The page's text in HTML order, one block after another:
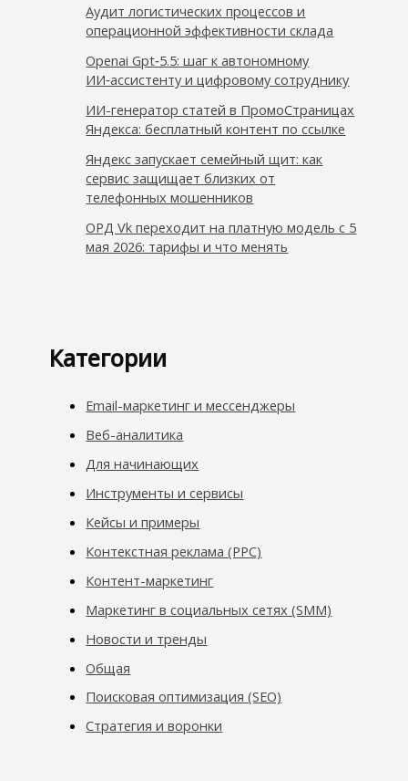
Аудит логистических процессов и
операционной эффективности склада
Openai Gpt‑5.5: шаг к автономному
ИИ‑ассистенту и цифровому сотруднику
ИИ-генератор статей в ПромоСтраницах
Яндекса: бесплатный контент по ссылке
Яндекс запускает семейный щит: как
сервис защищает близких от
телефонных мошенников
ОРД Vk переходит на платную модель с 5
мая 2026: тарифы и что менять
Категории
Email-маркетинг и мессенджеры
Веб-аналитика
Для начинающих
Инструменты и сервисы
Кейсы и примеры
Контекстная реклама (PPC)
Контент-маркетинг
Маркетинг в социальных сетях (SMM)
Новости и тренды
Общая
Поисковая оптимизация (SEO)
Стратегия и воронки